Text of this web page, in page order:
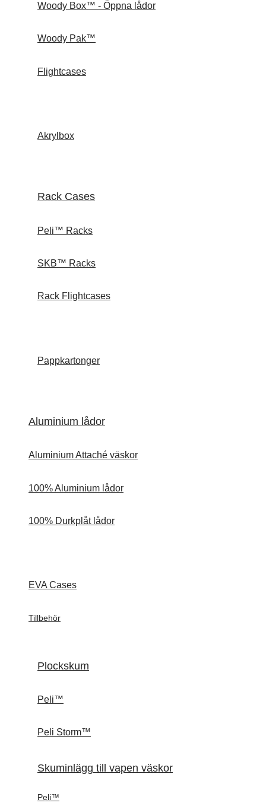
Woody Box™ - Öppna lådor
Woody Pak™
Flightcases
Akrylbox
Rack Cases
Peli™ Racks
SKB™ Racks
Rack Flightcases
Pappkartonger
Aluminium lådor
Aluminium Attaché väskor
100% Aluminium lådor
100% Durkplåt lådor
EVA Cases
Tillbehör
Plockskum
Peli™
Peli Storm™
Skuminlägg till vapen väskor
Peli™